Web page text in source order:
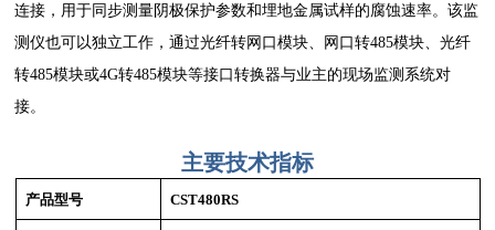
连接，用于同步测量阴极保护参数和埋地金属试样的腐蚀速率。该监
测仪也可以独立工作，通过光纤转网口模块、网口转485模块、光纤
转485模块或4G转485模块等接口转换器与业主的现场监测系统对
接。
主要技术指标
产品型号 CST480RS